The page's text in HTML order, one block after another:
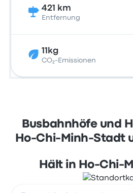
421 km
Entfernung
11kg
CO₂-Emissionen
Busbahnhöfe und
Ho-Chi-Minh-Stadt
Hält in Ho-Chi-